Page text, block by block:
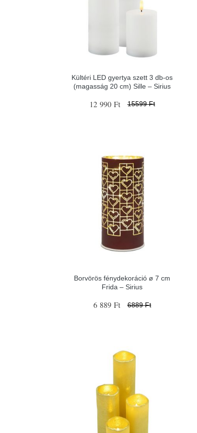
Kültéri LED gyertya szett 3 db-os
(magasság 20 cm) Sille – Sirius
12 990 Ft 15599 Ft
Borvörös fénydekoráció ø 7 cm
Frida – Sirius
6 889 Ft 6889 Ft